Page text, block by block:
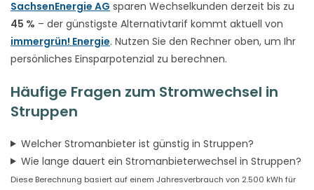
SachsenEnergie AG sparen Wechselkunden derzeit bis zu
45 % – der günstigste Alternativtarif kommt aktuell von
immergrün! Energie. Nutzen Sie den Rechner oben, um Ihr
persönliches Einsparpotenzial zu berechnen.
Häufige Fragen zum Stromwechsel in
Struppen
Welcher Stromanbieter ist günstig in Struppen?
Wie lange dauert ein Stromanbieterwechsel in Struppen?
Diese Berechnung basiert auf einem Jahresverbrauch von 2.500 kWh für